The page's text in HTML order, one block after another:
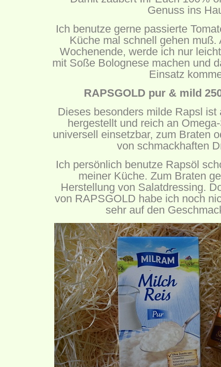
Genuss ins
Ich benutze gerne passierte
Küche mal schnell gehen muß.
Wochenende, werde ich nur
mit Soße Bolognese machen und
Einsatz
RAPSGOLD pur & mild
Dieses besonders milde Rapsl
hergestellt und reich an
universell einsetzbar, zum Braten
von schmackhaften
Ich persönlich benutze Rapsöl
meiner Küche. Zum Braten
Herstellung von Salatdressing.
von RAPSGOLD habe ich noch
sehr auf den